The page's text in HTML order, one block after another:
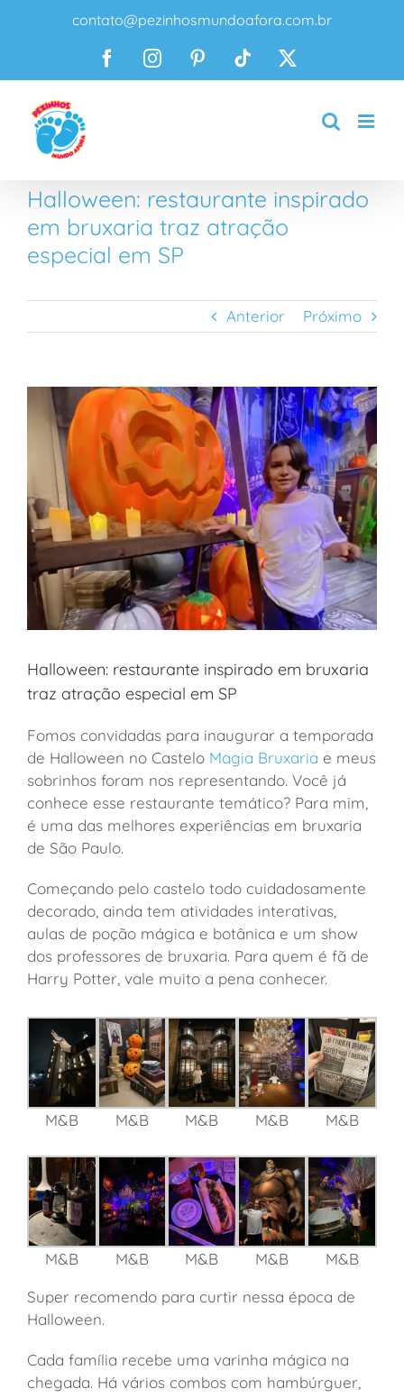
conteúdo
contato@pezinhosmundoafora.com.br
FacebookInstagramPinterestTiktok
Halloween: restaurante inspirado
em bruxaria traz atração
especial em SP
Anterior Próximo
Halloween: restaurante inspirado em bruxaria
traz atração especial em SP
Fomos convidadas para inaugurar a temporada
de Halloween no Castelo Magia Bruxaria e meus
sobrinhos foram nos representando. Você já
conhece esse restaurante temático? Para mim,
é uma das melhores experiências em bruxaria
de São Paulo.
Começando pelo castelo todo cuidadosamente
decorado, ainda tem atividades interativas,
aulas de poção mágica e botânica e um show
dos professores de bruxaria. Para quem é fã de
Harry Potter, vale muito a pena conhecer.
M&B M&B M&B M&B M&B
M&B M&B M&B M&B
M&B
Super recomendo para curtir nessa época de
Halloween.
Cada família recebe uma varinha mágica na
chegada. Há vários combos com hambúrguer,